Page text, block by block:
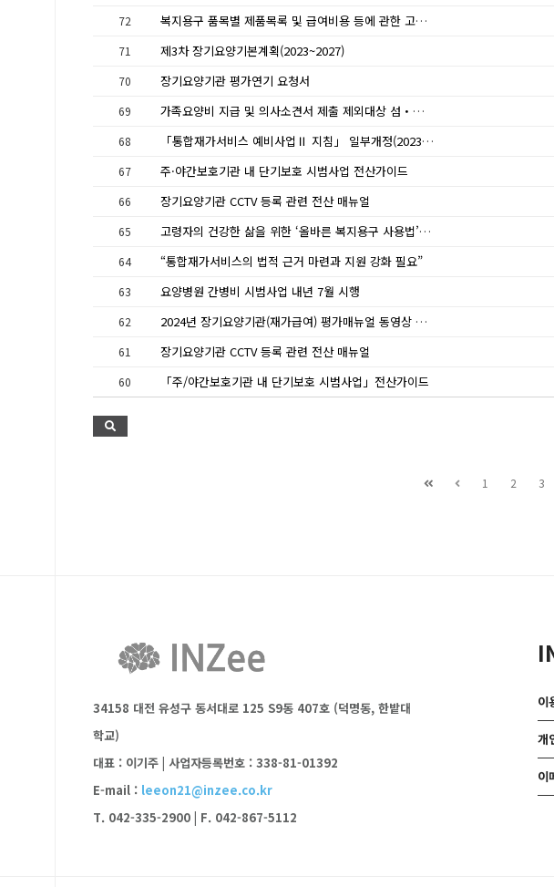
72
복지용구 품목별 제품목록 및 급여비용 등에 관한 고시 일부 개정 안내
71
제3차 장기요양기본계획(2023~2027)
70
장기요양기관 평가연기 요청서
69
가족요양비 지급 및 의사소견서 제출 제외대상 섬・벽지지역 고시 안내
68
「통합재가서비스 예비사업Ⅱ 지침」 일부개정(2023.10.1.) 안내
67
주·야간보호기관 내 단기보호 시범사업 전산가이드
66
장기요양기관 CCTV 등록 관련 전산 매뉴얼
65
고령자의 건강한 삶을 위한 ‘올바른 복지용구 사용법’ 책자
64
“통합재가서비스의 법적 근거 마련과 지원 강화 필요”
63
요양병원 간병비 시범사업 내년 7월 시행
62
2024년 장기요양기관(재가급여) 평가매뉴얼 동영상 자료 게시 안내
61
장기요양기관 CCTV 등록 관련 전산 매뉴얼
60
「주/야간보호기관 내 단기보호 시범사업」전산가이드
1 2 3
34158 대전 유성구 동서대로 125 S9동 407호 (덕명동, 한밭대
학교)
대표 : 이기주 | 사업자등록번호 : 338-81-01392
E-mail : leeon21@inzee.co.kr
T. 042-335-2900 | F. 042-867-5112
이
개
이